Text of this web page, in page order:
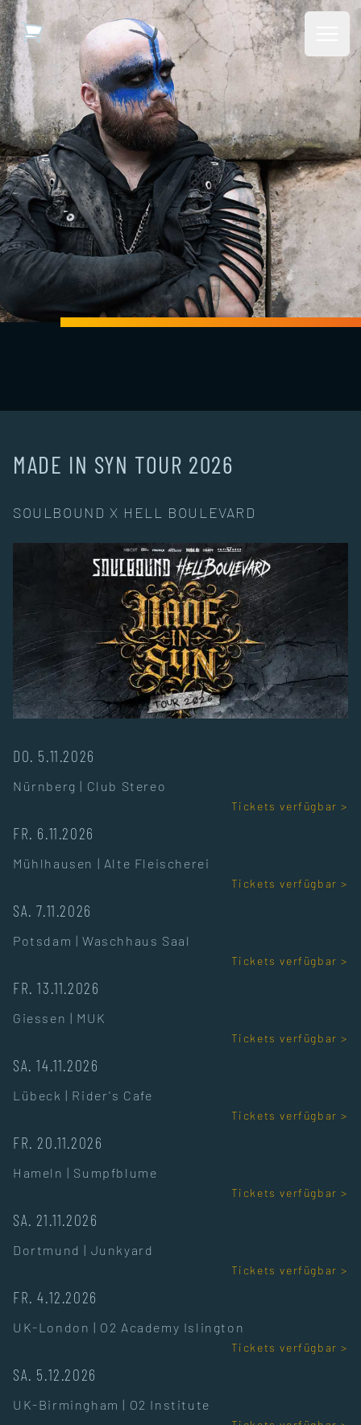
MADE IN SYN TOUR 2026
SOULBOUND X HELL BOULEVARD
DO. 5.11.2026
Nürnberg | Club Stereo
Tickets verfügbar >
FR. 6.11.2026
Mühlhausen | Alte Fleischerei
Tickets verfügbar >
SA. 7.11.2026
Potsdam |Waschhaus Saal
Tickets verfügbar >
FR. 13.11.2026
Giessen | MUK
Tickets verfügbar >
SA. 14.11.2026
Lübeck | Rider's Cafe
Tickets verfügbar >
FR. 20.11.2026
Hameln | Sumpfblume
Tickets verfügbar >
SA. 21.11.2026
Dortmund | Junkyard
Tickets verfügbar >
FR. 4.12.2026
UK-London | O2 Academy Islington
Tickets verfügbar >
SA. 5.12.2026
UK-Birmingham | O2 Institute